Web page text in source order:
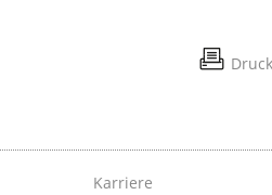
Karriere